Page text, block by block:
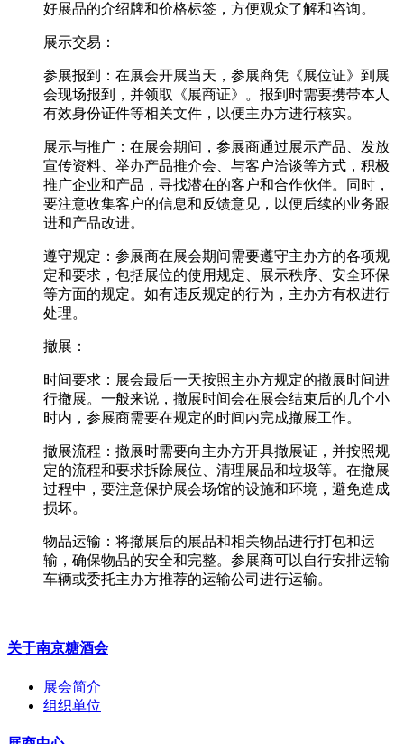
好展品的介绍牌和价格标签，方便观众了解和咨询。
展示交易：
参展报到：在展会开展当天，参展商凭《展位证》到展
会现场报到，并领取《展商证》。报到时需要携带本人
有效身份证件等相关文件，以便主办方进行核实。
展示与推广：在展会期间，参展商通过展示产品、发放
宣传资料、举办产品推介会、与客户洽谈等方式，积极
推广企业和产品，寻找潜在的客户和合作伙伴。同时，
要注意收集客户的信息和反馈意见，以便后续的业务跟
进和产品改进。
遵守规定：参展商在展会期间需要遵守主办方的各项规
定和要求，包括展位的使用规定、展示秩序、安全环保
等方面的规定。如有违反规定的行为，主办方有权进行
处理。
撤展：
时间要求：展会最后一天按照主办方规定的撤展时间进
行撤展。一般来说，撤展时间会在展会结束后的几个小
时内，参展商需要在规定的时间内完成撤展工作。
撤展流程：撤展时需要向主办方开具撤展证，并按照规
定的流程和要求拆除展位、清理展品和垃圾等。在撤展
过程中，要注意保护展会场馆的设施和环境，避免造成
损坏。
物品运输：将撤展后的展品和相关物品进行打包和运
输，确保物品的安全和完整。参展商可以自行安排运输
车辆或委托主办方推荐的运输公司进行运输。
关于南京糖酒会
展会简介
组织单位